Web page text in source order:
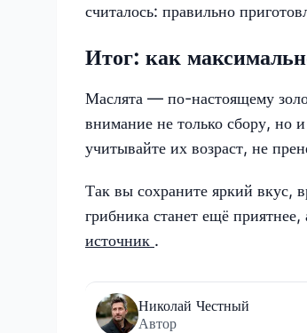
считалось: правильно
Итог: как
Маслята — по-настоящему
внимание не только сбору, но
учитывайте их возраст, не
Так вы сохраните яркий вкус,
грибника станет ещё
источник .
Николай Честный
Автор